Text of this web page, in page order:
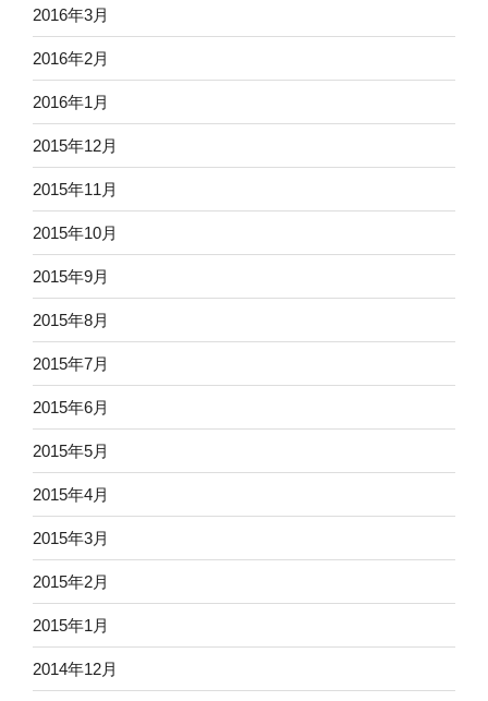
2016年3月
2016年2月
2016年1月
2015年12月
2015年11月
2015年10月
2015年9月
2015年8月
2015年7月
2015年6月
2015年5月
2015年4月
2015年3月
2015年2月
2015年1月
2014年12月